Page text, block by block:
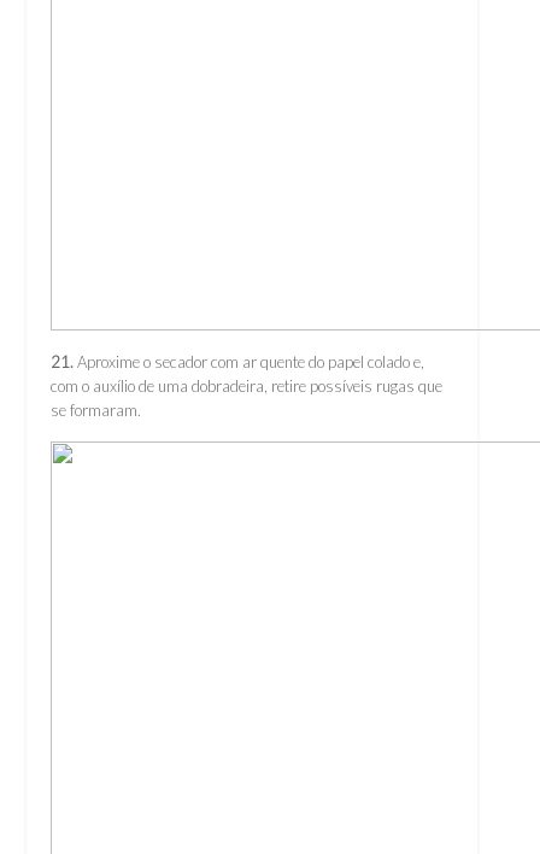
21.Aproxime o secador com ar quente do papel colado e,
com o auxílio de uma dobradeira, retire possíveis rugas que
se formaram.